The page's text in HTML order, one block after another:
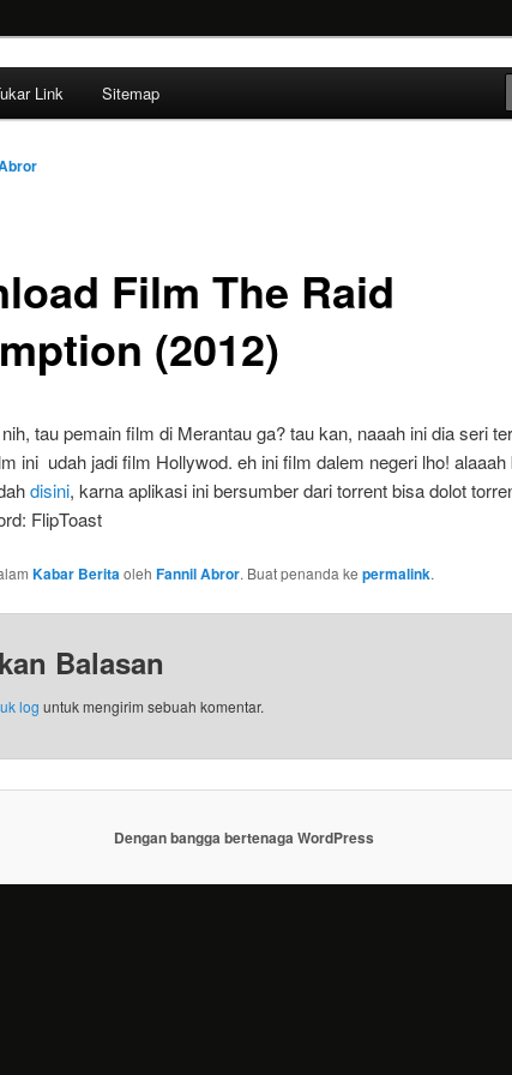
Link Sitemap
Film The Raid
(2012)
tau pemain film di Merantau ga? tau kan, naaah ini dia seri
ini udah jadi film Hollywod. eh ini film dalem negeri lho! alaaah
disini, karna aplikasi ini bersumber dari torrent bisa dolot
FlipToast
Kabar Beritaoleh Fannil Abror. Buat penanda ke permalink.
Balasan
log untuk mengirim sebuah komentar.
Dengan bangga bertenaga WordPress